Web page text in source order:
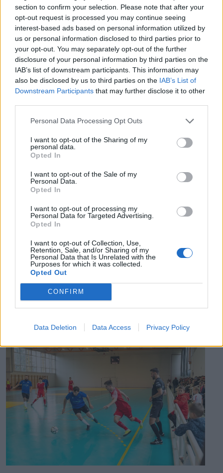
section to confirm your selection. Please note that after your
opt-out request is processed you may continue seeing
interest-based ads based on personal information utilized by
us or personal information disclosed to third parties prior to
your opt-out. You may separately opt-out of the further
disclosure of your personal information by third parties on the
IAB’s list of downstream participants. This information may
also be disclosed by us to third parties on the IAB’s List of
Downstream Participants that may further disclose it to other
Personal Data Processing Opt Outs
I want to opt-out of the Sharing of my
personal data.
Opted In
I want to opt-out of the Sale of my
Personal Data.
Opted In
I want to opt-out of processing my
Personal Data for Targeted Advertising.
Opted In
I want to opt-out of Collection, Use,
Retention, Sale, and/or Sharing of my
Personal Data that Is Unrelated with the
Purposes for which it was collected.
Opted Out
CONFIRM
Data Deletion Data Access Privacy Policy
A Román Rendőrség azt üzeni,
semmiképpen ne higgyenek a Román
Rendőrségnek – hírmix
hadsereg, egyelőre sikertelenül, az illetékes szerint
pedig semmiféle korlátozás nem lesz a lakossági
áramfogyasztásban.
EZ IS ÉRDEKELHETI